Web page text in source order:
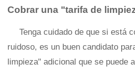
Cobrar una "tarifa de
Tenga cuidado de que si está
ruidoso, es un buen candidato
limpieza" adicional que se puede